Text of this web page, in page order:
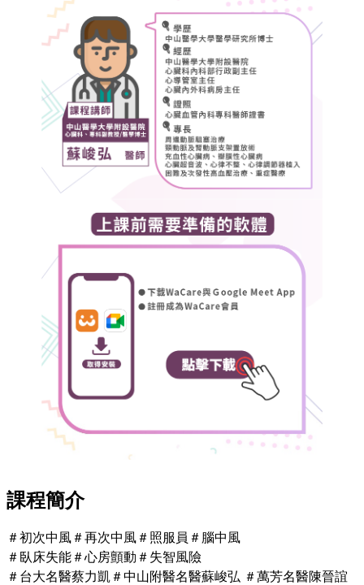
課程簡介
＃初次中風＃再次中風＃照服員＃腦中風
＃臥床失能＃心房顫動＃失智風險
＃台大名醫蔡力凱＃中山附醫名醫蘇峻弘 ＃萬芳名醫陳晉誼